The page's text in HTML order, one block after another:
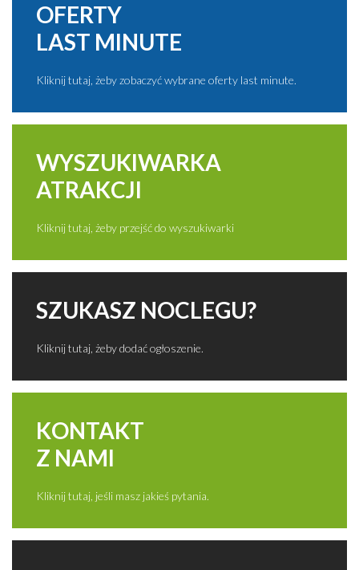
OFERTY
LAST MINUTE
Kliknij tutaj, żeby zobaczyć wybrane oferty last minute.
WYSZUKIWARKA
ATRAKCJI
Kliknij tutaj, żeby przejść do wyszukiwarki
SZUKASZ NOCLEGU?
Kliknij tutaj, żeby dodać ogłoszenie.
KONTAKT
Z NAMI
Kliknij tutaj, jeśli masz jakieś pytania.